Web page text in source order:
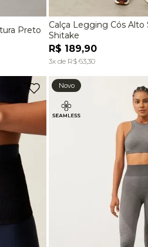
G Preto P
Calça Legging Cós
Shitake
R$ 189,90
3x de R$ 63,30
Novo
R$